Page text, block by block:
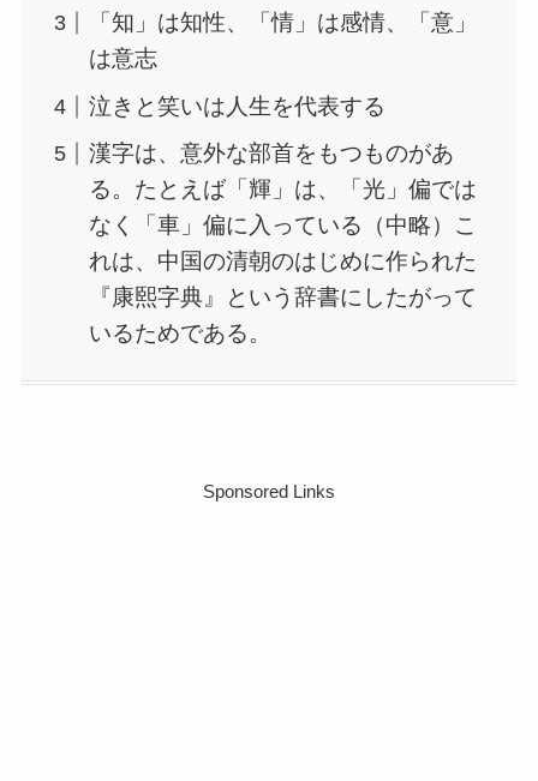
「知」は知性、「情」は感情、「意」
は意志
泣きと笑いは人生を代表する
漢字は、意外な部首をもつものがあ
る。たとえば「輝」は、「光」偏では
なく「車」偏に入っている（中略）こ
れは、中国の清朝のはじめに作られた
『康熙字典』という辞書にしたがって
いるためである。
Sponsored Links